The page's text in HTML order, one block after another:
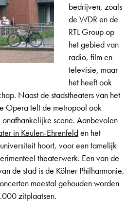
bedrijven, zoals
de WDRen de
RTL Group op
het gebied van
radio, film en
televisie, maar
het heeft ook
Naast de stadstheaters van het
Opera telt de metropool ook
scene. Aanbevolen
in Keulen-Ehrenfelden het
hoort, voor een tamelijk
theaterwerk. Een van de
de stad is de Kölner Philharmonie,
meestal gehouden worden
zitplaatsen.